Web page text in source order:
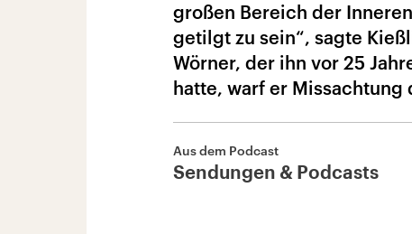
großen Bereich der
getilgt zu sein“, sagte
Wörner, der ihn vor 25
hatte, warf er Missachtung
Aus dem Podcast
Sendungen & Podcasts